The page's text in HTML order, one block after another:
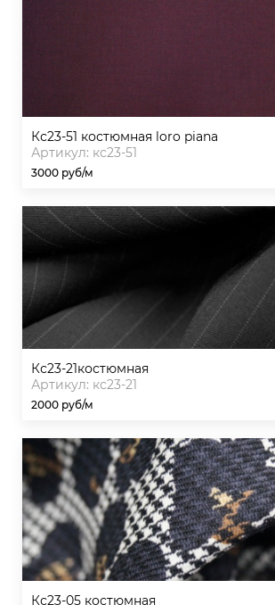
кс23-51 костюмная loro piana
Артикул: кс23-51
3000 руб/м
кс23-21костюмная
Артикул: кс23-21
2000 руб/м
кс23-05 костюмная